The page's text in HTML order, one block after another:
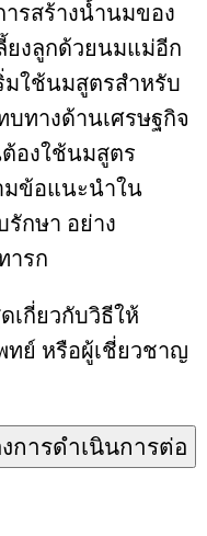
รสร้างน้ำนมของ
ยงลูกด้วยนมแม่อีก
มใช้นมสูตรสำหรับ
ทางด้านเศรษฐกิจ
องใช้นมสูตร
ข้อแนะนำใน
รักษา อย่าง
ารก
เกี่ยวกับวิธีให้
ทย์ หรือผู้เชี่ยวชาญ
การดำเนินการต่อ